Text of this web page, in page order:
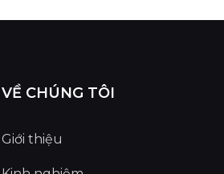
VỀ CHÚNG TÔI
Giới thiệu